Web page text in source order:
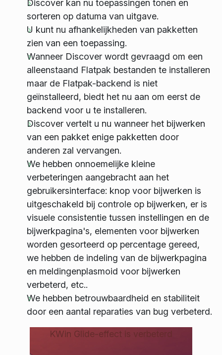
Discover kan nu toepassingen tonen en
sorteren op datuma van uitgave.
U kunt nu afhankelijkheden van pakketten
zien van een toepassing.
Wanneer Discover wordt gevraagd om een
alleenstaand Flatpak bestanden te installeren
maar de Flatpak-backend is niet
geïnstalleerd, biedt het nu aan om eerst de
backend voor u te installeren.
Discover vertelt u nu wanneer het bijwerken
van een pakket enige pakketten door
anderen zal vervangen.
We hebben onnoemelijke kleine
verbeteringen aangebracht aan het
gebruikersinterface: knop voor bijwerken is
uitgeschakeld bij controle op bijwerken, er is
visuele consistentie tussen instellingen en de
bijwerkpagina's, elementen voor bijwerken
worden gesorteerd op percentage gereed,
we hebben de indeling van de bijwerkpagina
en meldingenplasmoid voor bijwerken
verbeterd, etc..
We hebben betrouwbaardheid en stabiliteit
door een aantal reparaties van bug verbeterd.
KWin Glide-effect is verbeterd